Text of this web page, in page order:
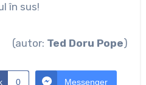
în sus!
(autor: Ted Doru Pope)
0 Messenger